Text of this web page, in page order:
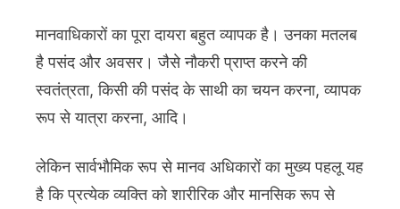
मानवाधिकारों का पूरा दायरा बहुत व्यापक है। उनका मतलब
है पसंद और अवसर। जैसे नौकरी प्राप्त करने की
स्वतंत्रता, किसी की पसंद के साथी का चयन करना, व्यापक
रूप से यात्रा करना, आदि।
लेकिन सार्वभौमिक रूप से मानव अधिकारों का मुख्य पहलू यह
है कि प्रत्येक व्यक्ति को शारीरिक और मानसिक रूप से